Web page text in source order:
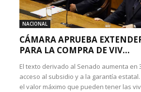
NACIONAL
CÁMARA APRUEBA
PARA LA COMPRA DE VIV...
El texto derivado al Senado aumenta en
acceso al subsidio y a la garantía
el valor máximo que pueden tener las